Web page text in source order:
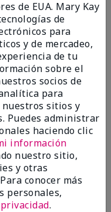
CC Cream
15*
for 8 years now. I
not heavy and it
all the time.
de EUA. Mary Kay
de
para
y de mercadeo,
de tu
sobre el
socios de
para
nuestros sitios y
Puedes administrar
haciendo clic
información
nuestro sitio,
y otras
conocer más
personales,
.